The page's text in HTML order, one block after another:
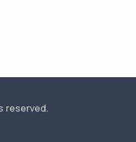
reserved.